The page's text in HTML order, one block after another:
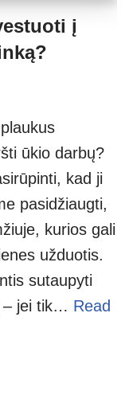
į
ūkio darbų?
kad ji
pasidžiaugti,
kurios gali
užduotis.
sutaupyti
– jei tik… Read